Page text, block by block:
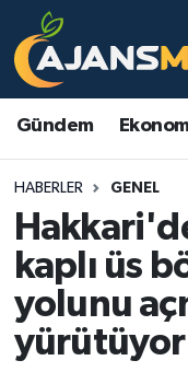
Gündem
HABERLER GENEL
kaplı üs
yolunu
yürütüyor
Asayiş
Eğitim
Ekonomi
Gündem
Malatya
Malatya
Malatya Trafik
TFF 3.Lig
Tüm Manşetler